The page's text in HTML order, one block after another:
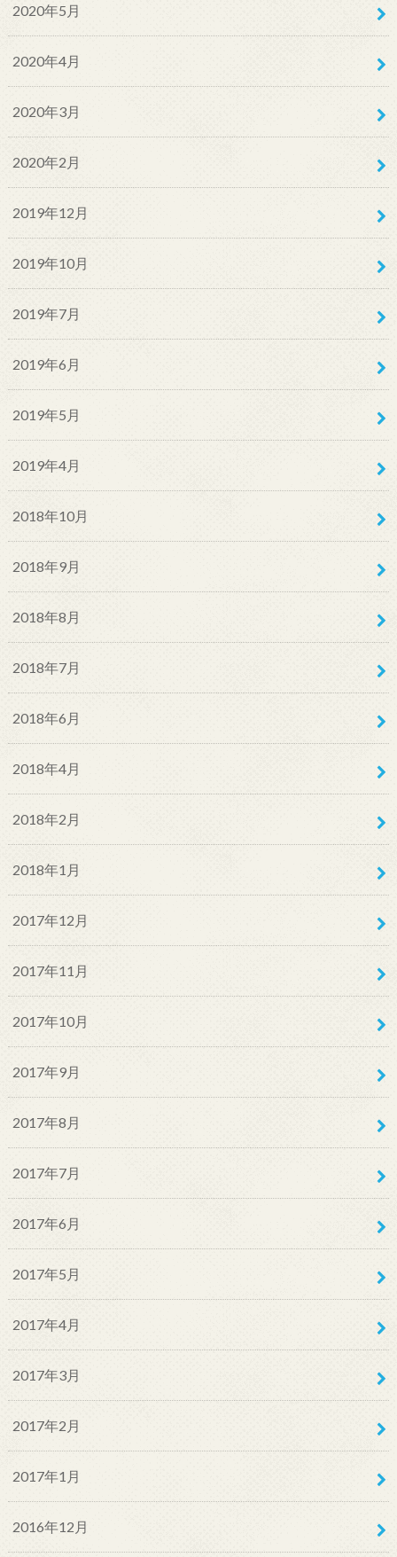
2020年5月
2020年4月
2020年3月
2020年2月
2019年12月
2019年10月
2019年7月
2019年6月
2019年5月
2019年4月
2018年10月
2018年9月
2018年8月
2018年7月
2018年6月
2018年4月
2018年2月
2018年1月
2017年12月
2017年11月
2017年10月
2017年9月
2017年8月
2017年7月
2017年6月
2017年5月
2017年4月
2017年3月
2017年2月
2017年1月
2016年12月